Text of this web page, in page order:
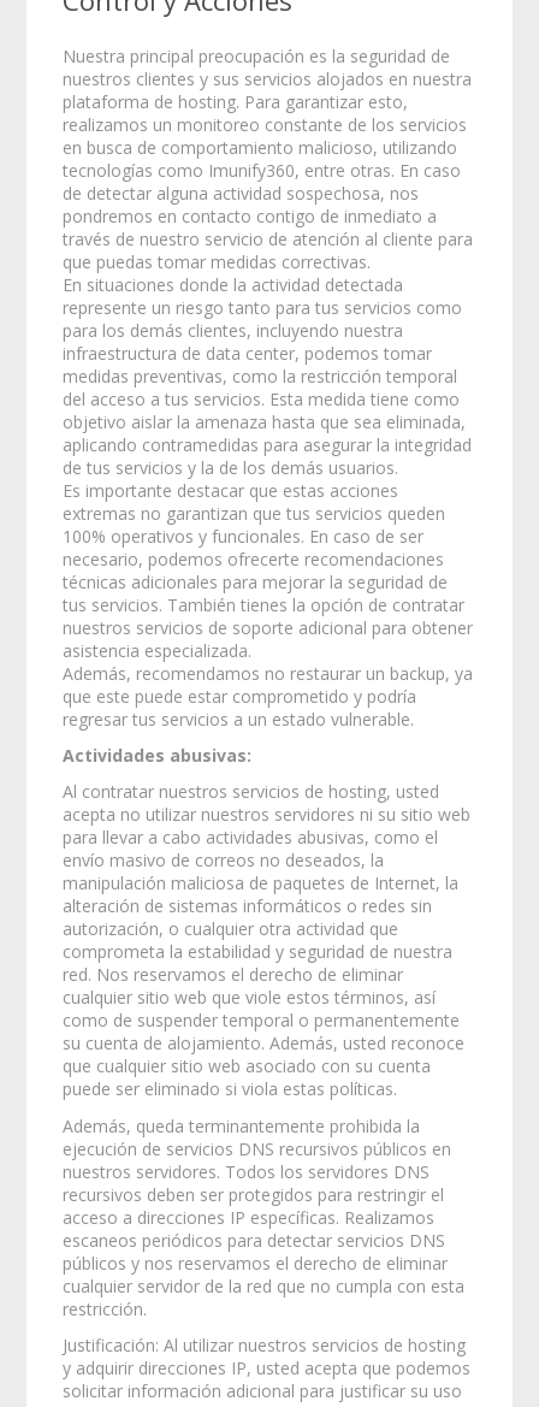
Nuestra principal preocupación es la seguridad de
nuestros clientes y sus servicios alojados en nuestra
plataforma de hosting. Para garantizar esto,
realizamos un monitoreo constante de los servicios
en busca de comportamiento malicioso, utilizando
tecnologías como Imunify360, entre otras. En caso
de detectar alguna actividad sospechosa, nos
pondremos en contacto contigo de inmediato a
través de nuestro servicio de atención al cliente para
que puedas tomar medidas correctivas.
En situaciones donde la actividad detectada
represente un riesgo tanto para tus servicios como
para los demás clientes, incluyendo nuestra
infraestructura de data center, podemos tomar
medidas preventivas, como la restricción temporal
del acceso a tus servicios. Esta medida tiene como
objetivo aislar la amenaza hasta que sea eliminada,
aplicando contramedidas para asegurar la integridad
de tus servicios y la de los demás usuarios.
Es importante destacar que estas acciones
extremas no garantizan que tus servicios queden
100% operativos y funcionales. En caso de ser
necesario, podemos ofrecerte recomendaciones
técnicas adicionales para mejorar la seguridad de
tus servicios. También tienes la opción de contratar
nuestros servicios de soporte adicional para obtener
asistencia especializada.
Además, recomendamos no restaurar un backup, ya
que este puede estar comprometido y podría
regresar tus servicios a un estado vulnerable.
Actividades abusivas:
Al contratar nuestros servicios de hosting, usted
acepta no utilizar nuestros servidores ni su sitio web
para llevar a cabo actividades abusivas, como el
envío masivo de correos no deseados, la
manipulación maliciosa de paquetes de Internet, la
alteración de sistemas informáticos o redes sin
autorización, o cualquier otra actividad que
comprometa la estabilidad y seguridad de nuestra
red. Nos reservamos el derecho de eliminar
cualquier sitio web que viole estos términos, así
como de suspender temporal o permanentemente
su cuenta de alojamiento. Además, usted reconoce
que cualquier sitio web asociado con su cuenta
puede ser eliminado si viola estas políticas.
Además, queda terminantemente prohibida la
ejecución de servicios DNS recursivos públicos en
nuestros servidores. Todos los servidores DNS
recursivos deben ser protegidos para restringir el
acceso a direcciones IP específicas. Realizamos
escaneos periódicos para detectar servicios DNS
públicos y nos reservamos el derecho de eliminar
cualquier servidor de la red que no cumpla con esta
restricción.
Justificación: Al utilizar nuestros servicios de hosting
y adquirir direcciones IP, usted acepta que podemos
solicitar información adicional para justificar su uso